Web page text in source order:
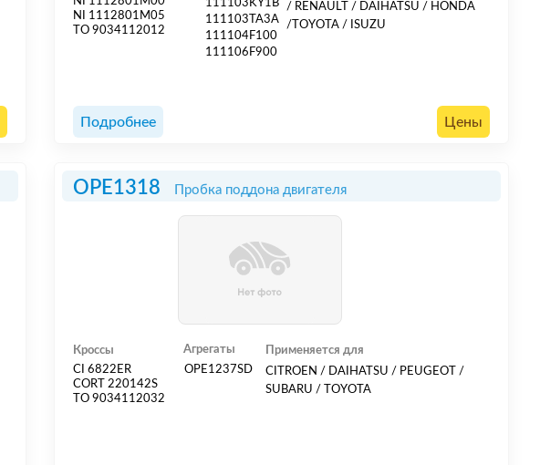
NI 1112801M05
TO 9034112012
111103KY1B
111103TA3A
111104F100
111106F900
/ RENAULT / DAIHATSU / HONDA
/TOYOTA / ISUZU
Подробнее Цены
OPE1318 Пробка поддона двигателя
Кроссы
CI 6822ER
CORT 220142S
TO 9034112032
Агрегаты
OPE1237SD
Применяется для
CITROEN / DAIHATSU / PEUGEOT /
SUBARU / TOYOTA